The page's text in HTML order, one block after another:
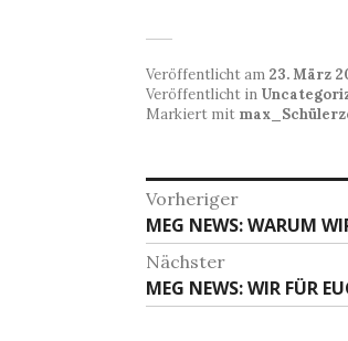
Veröffentlicht am 23. März
Veröffentlicht in
Markiert mit
Vorheriger
Vorheriger
Beitrag:
MEG NEWS: WARUM
Nächster
Nächster
Beitrag:
MEG NEWS: WIR FÜR